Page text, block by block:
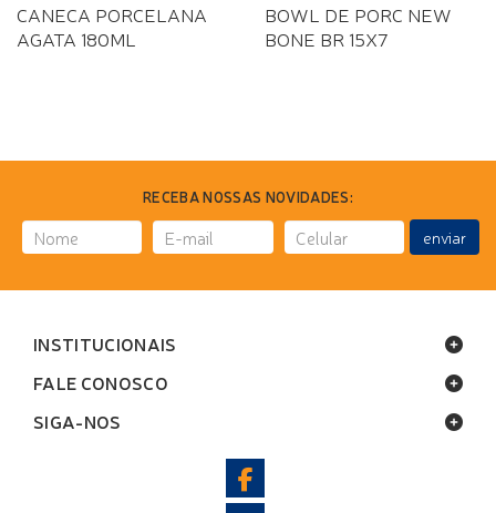
CANECA PORCELANA
AGATA 180ML
BOWL DE PORC NEW
BONE BR 15X7
RECEBA NOSSAS NOVIDADES:
enviar
INSTITUCIONAIS
FALE CONOSCO
SIGA-NOS